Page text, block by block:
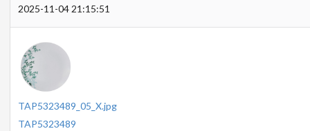
2025-11-04 21:15:51
TAP5323489_05_X.jpg
TAP5323489